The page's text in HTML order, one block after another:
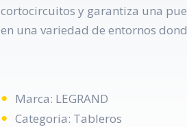
cortocircuitos y garantiza una
en una variedad de entornos
Marca: LEGRAND
Categoria: Tableros